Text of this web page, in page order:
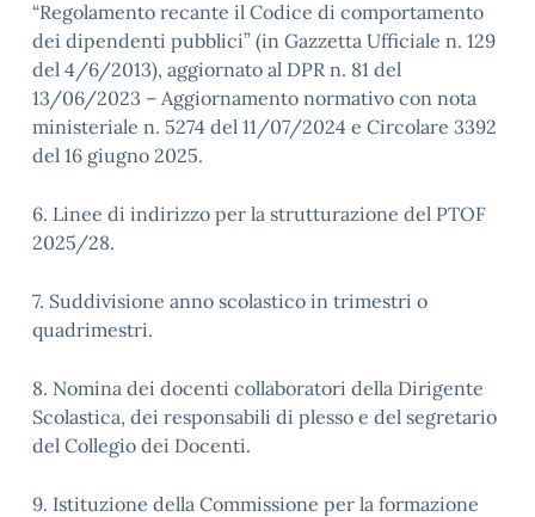
“Regolamento recante il Codice di comportamento
dei dipendenti pubblici” (in Gazzetta Ufficiale n. 129
del 4/6/2013), aggiornato al DPR n. 81 del
13/06/2023 – Aggiornamento normativo con nota
ministeriale n. 5274 del 11/07/2024 e Circolare 3392
del 16 giugno 2025.
6. Linee di indirizzo per la strutturazione del PTOF
2025/28.
7. Suddivisione anno scolastico in trimestri o
quadrimestri.
8. Nomina dei docenti collaboratori della Dirigente
Scolastica, dei responsabili di plesso e del segretario
del Collegio dei Docenti.
9. Istituzione della Commissione per la formazione